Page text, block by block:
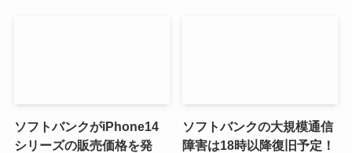
ソフトバンクがiPhone14
シリーズの販売価格を発
ソフトバンクの大規模通信
障害は18時以降復旧予定！